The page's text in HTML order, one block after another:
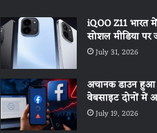
iQOO Z11 भारत
सोशल मीडिया पर
July 31, 2026
अचानक डाउन हुआ
वेबसाइट दोनों में
July 19, 2026